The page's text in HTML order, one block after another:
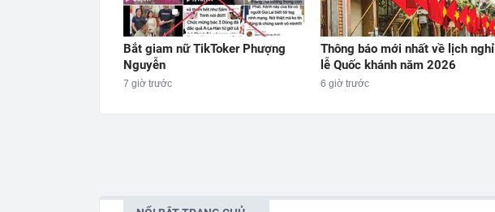
Bắt giam nữ TikToker Phượng
Nguyễn
7 giờ trước
Thông báo mới nhất về lịch nghỉ
lễ Quốc khánh năm 2026
6 giờ trước